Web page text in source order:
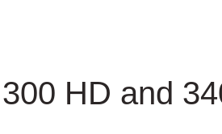
HD and